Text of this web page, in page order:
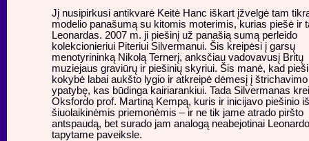
Jį nusipirkusi antikvarė Keitė Hanc iškart įžvelgė tam
modelio panašumą su kitomis moterimis, kurias piešė ir
Leonardas. 2007 m. ji piešinį už panašią sumą perleido
kolekcionieriui Piteriui Silvermanui. Šis kreipėsi į garsų
menotyrininką Nikolą Ternerį, anksčiau vadovavusį Britų
muziejaus graviūrų ir piešinių skyriui. Šis manė, kad
kokybė labai aukšto lygio ir atkreipė dėmesį į štrichavimo
ypatybę, kas būdinga kairiarankiui. Tada Silvermanas
Oksfordo prof. Martiną Kempą, kuris ir inicijavo piešinio
šiuolaikinėmis priemonėmis – ir ne tik jame atrado piršto
antspaudą, bet surado jam analogą neabejotinai Leonardo
tapytame paveiksle.